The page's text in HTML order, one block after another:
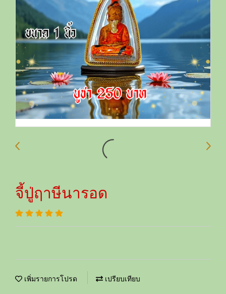
จี้ปู่ฤาษีนารอด
เพิ่มรายการโปรด เปรียบเทียบ